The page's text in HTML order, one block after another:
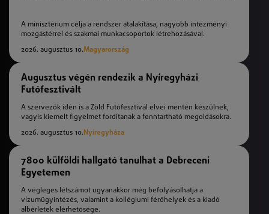
A minisztérium célja a rendszer átalakítása, nagyobb intézményi
mozgástérrel és szakmai munkacsoportok létrehozásával.
2026. augusztus 10.Magyarország
Augusztus végén rendezik a Nyíregyházi
Futófesztivált
A szervezők idén is a Zöld Futófesztivál elvei mentén készülnek,
vagyis kiemelt figyelmet fordítanak a fenntartható megoldásokra.
2026. augusztus 10. Nyíregyháza
7800 külföldi hallgató tanulhat a Debreceni
Egyetemen
A végleges létszámot ugyanakkor még befolyásolhatja a
vízumügyintézés, valamint a kollégiumi férőhelyek és a kiadó
albérletek elérhetősége.